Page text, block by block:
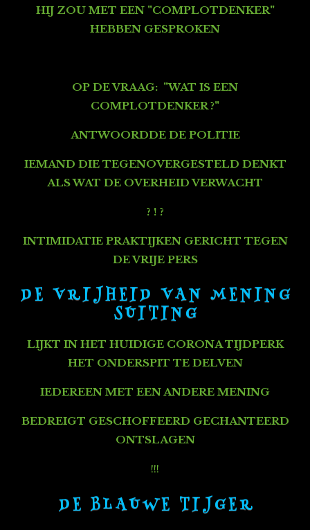
HIJ ZOU MET EEN "COMPLOTDENKER"
HEBBEN GESPROKEN
OP DE VRAAG: "WAT IS EEN
COMPLOTDENKER ?"
ANTWOORDDE DE POLITIE
IEMAND DIE TEGENOVERGESTELD DENKT
ALS WAT DE OVERHEID VERWACHT
? ! ?
INTIMIDATIE PRAKTIJKEN GERICHT TEGEN
DE VRIJE PERS
D E V R I J H E I D V A N M E N I N G
S U I T I N G
LIJKT IN HET HUIDIGE CORONA TIJDPERK
HET ONDERSPIT TE DELVEN
IEDEREEN MET EEN ANDERE MENING
BEDREIGT GESCHOFFEERD GECHANTEERD
ONTSLAGEN
!!!
D E B L A U W E T I J G E R